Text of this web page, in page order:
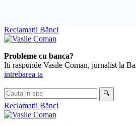
Skip
to
Reclamații Bănci
Probleme cu banca?
Iti raspunde Vasile Coman, jurnalist la
intrebarea ta
Cauta
in
site
🔍
Reclamații Bănci